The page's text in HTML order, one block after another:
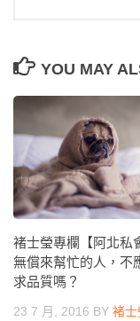
YOU MAY
褚士瑩專欄【阿北私
無償來幫忙的人，不
求品質嗎？
23 7 月, 2016 BY 褚士